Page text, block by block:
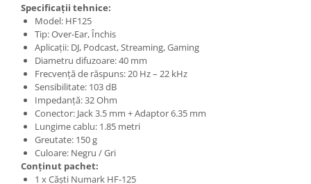
Cabluri de Alimentare
Case-uri de lumini
Comenzi si controllere
Ecrane LED
Efecte de lumini
Lasere
Masini de fum si ceata
Mixere DMX
Moving Head-uri
Par Led si Pinspot
Specificații tehnice:
Model: HF125
Tip: Over-Ear, Închis
Aplicații: DJ, Podcast, Streaming, Gaming
Diametru difuzoare: 40 mm
Frecvență de răspuns: 20 Hz – 22 kHz
Sensibilitate: 103 dB
Impedanță: 32 Ohm
Conector: Jack 3.5 mm + Adaptor 6.35 mm
Lungime cablu: 1.85 metri
Greutate: 150 g
Culoare: Negru / Gri
Conținut pachet:
1 x Căști Numark HF-125